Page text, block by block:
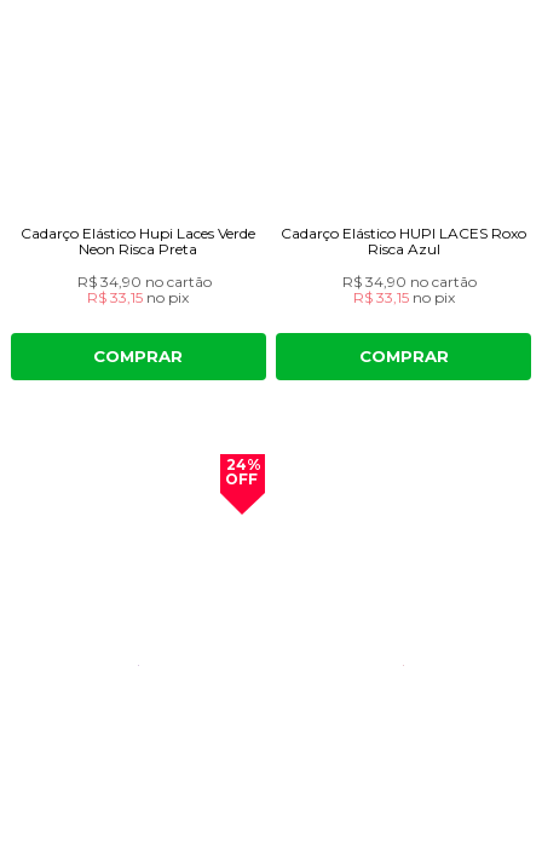
Cadarço Elástico Hupi Laces Verde
Neon Risca Preta
R$ 34,90 no cartão
R$ 33,15 no pix
COMPRAR
Cadarço Elástico HUPI LACES Roxo
Risca Azul
R$ 34,90 no cartão
R$ 33,15 no pix
COMPRAR
24%
OFF